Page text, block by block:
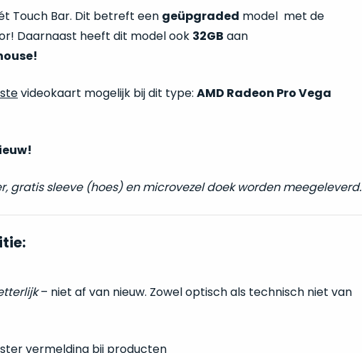
Touch Bar. Dit betreft een geüpgraded model met de
Daarnaast heeft dit model ook 32GB aan
videokaart mogelijk bij dit type: AMD Radeon Pro Vega
gratis sleeve (hoes) en microvezel doek worden meegeleverd.
– niet af van nieuw. Zowel optisch als technisch niet van
vermelding bij producten